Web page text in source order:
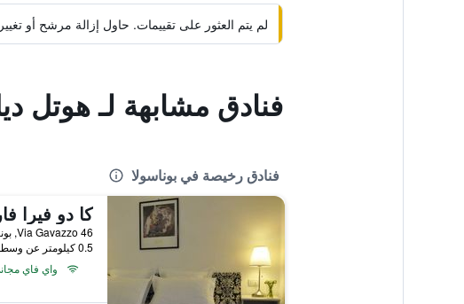
لم يتم العثور على تقييمات. حاول إزالة مرشح أو
فنادق مشابهة لـ هوتل
فنادق رخيصة في بوناسولا
كا دو فيرا
Via Gavazzo 46, بوناسولا, مقاطعة لا سبيتسيا, إيطاليا
0.5 كيلومتر عن وسط المدينة
واي فاي